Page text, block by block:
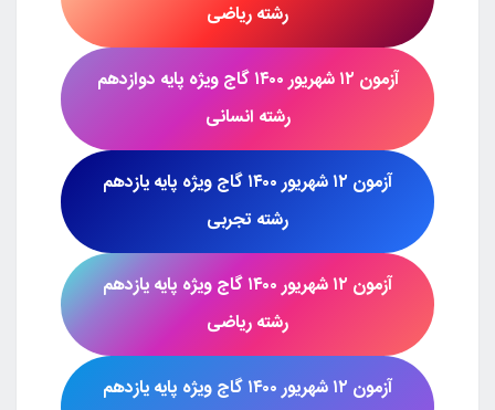
رشتهریاضی
آزمون ۱۲ شهریور ۱۴۰۰ گاج
ویژه پایه دوازدهم
رشته انسانی
آزمون ۱۲ شهریور ۱۴۰۰
گاج ویژه پایه یازدهم
رشته تجربی
آزمون ۱۲ شهریور ۱۴۰۰
گاج ویژه پایه یازدهم
رشتهریاضی
آزمون ۱۲ شهریور ۱۴۰۰ گاج
ویژه پایه یازدهم